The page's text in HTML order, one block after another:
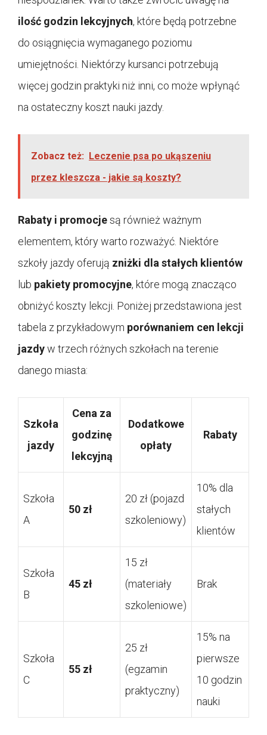
ilość godzin lekcyjnych, które będą potrzebne
do osiągnięcia wymaganego poziomu
umiejętności. Niektórzy kursanci potrzebują
więcej godzin praktyki niż inni, co może wpłynąć
na ostateczny koszt nauki jazdy.
Zobacz też: Leczenie psa po ukąszeniu
przez kleszcza - jakie są koszty?
Rabaty i promocjesą również ważnym
elementem, który warto rozważyć. Niektóre
szkoły jazdy oferują zniżki dla stałych klientów
lub pakiety promocyjne, które mogą znacząco
obniżyć koszty lekcji. Poniżej przedstawiona jest
tabela z przykładowym porównaniem cen lekcji
jazdyw trzech różnych szkołach na terenie
danego miasta:
Szkoła
jazdy
Cena za
godzinę
lekcyjną
Dodatkowe
opłaty
Rabaty
Szkoła
A
50 zł
20 zł (pojazd
szkoleniowy)
10% dla
stałych
klientów
Szkoła
B
45 zł
15 zł
(materiały
szkoleniowe)
Brak
Szkoła
C
55 zł
25 zł
(egzamin
praktyczny)
15% na
pierwsze
10 godzin
nauki